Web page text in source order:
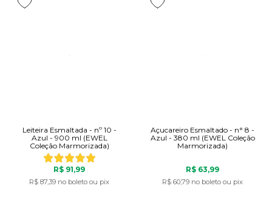
Leiteira Esmaltada - nº 10 -
Azul - 900 ml (EWEL
Coleção Marmorizada)
R$ 91,99
R$ 87,39 no boleto ou pix
Açucareiro Esmaltado - n° 8 -
Azul - 380 ml (EWEL Coleção
Marmorizada)
R$ 63,99
R$ 60,79 no boleto ou pix